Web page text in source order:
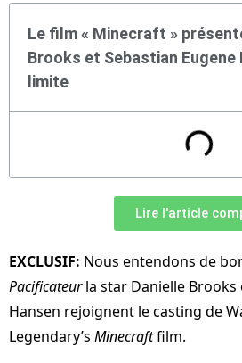
Le film « Minecraft »
Brooks et Sebastian Eugene
limite
Lire l'article
EXCLUSIF: Nous entendons de
Pacificateurla star Danielle Brooks
Hansen rejoignent le casting de
Legendary’s Minecraftfilm.